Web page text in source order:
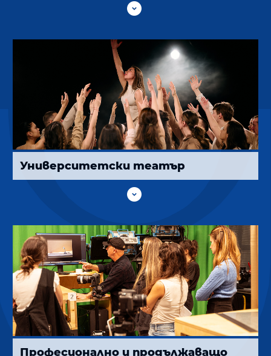

Университетски театър

Професионално и продължаващо